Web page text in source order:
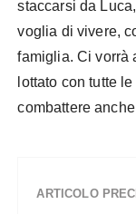
staccarsi da
voglia di vivere,
famiglia. Ci vorrà
lottato con tutte
combattere
ARTICOLO